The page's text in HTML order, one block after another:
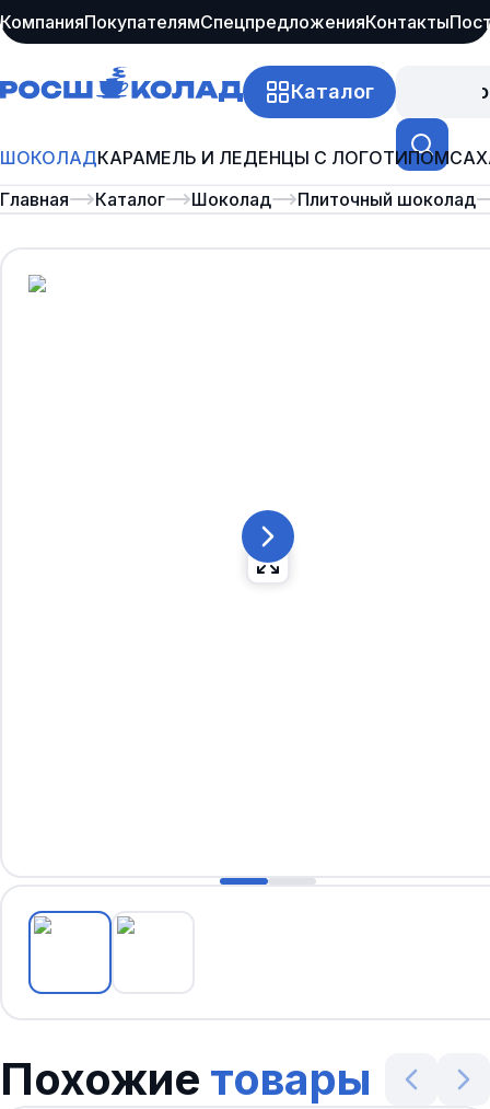
КомпанияПокупателямСпецпредложенияКонтакты
Каталог
ШОКОЛАДКАРАМЕЛЬ И ЛЕДЕНЦЫ С ЛОГОТИПОМ
Главная
Каталог Шоколад Плиточный шоколад
Похожие товары